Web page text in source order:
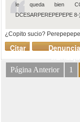
le queda bien
DCESARPEREPEPEPE
¿Copito sucio?
mensaje
Citar
Página Anterior 1